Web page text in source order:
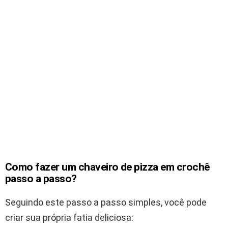
Como fazer um chaveiro de pizza em crochê
passo a passo?
Seguindo este passo a passo simples, você pode
criar sua própria fatia deliciosa: